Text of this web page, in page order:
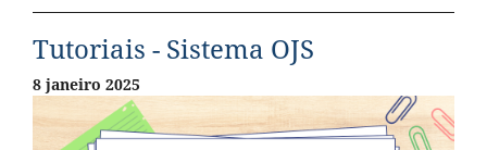
Tutoriais - Sistema OJS
8 janeiro 2025